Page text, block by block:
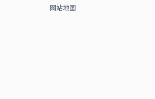
网站地图